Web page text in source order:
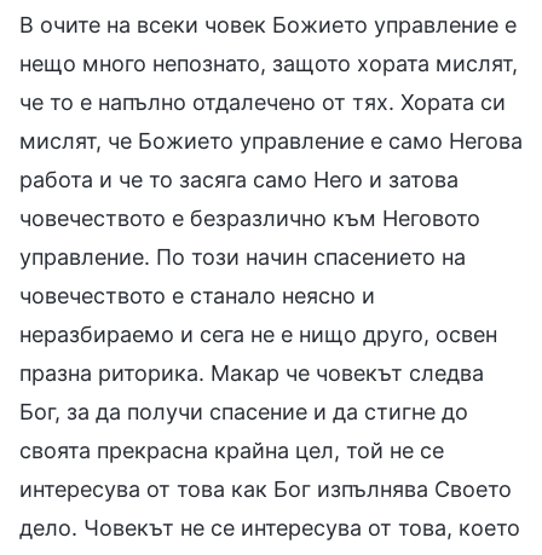
В очите на всеки човек Божието управление е
нещо много непознато, защото хората мислят,
че то е напълно отдалечено от тях. Хората си
мислят, че Божието управление е само Негова
работа и че то засяга само Него и затова
човечеството е безразлично към Неговото
управление. По този начин спасението на
човечеството е станало неясно и
неразбираемо и сега не е нищо друго, освен
празна риторика. Макар че човекът следва
Бог, за да получи спасение и да стигне до
своята прекрасна крайна цел, той не се
интересува от това как Бог изпълнява Своето
дело. Човекът не се интересува от това, което